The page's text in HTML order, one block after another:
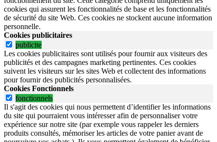
cookies qui assurent les fonctionnalités de base et les fonctionnalités
de sécurité du site Web. Ces cookies ne stockent aucune information
personnelle.
Cookies publicitaires
publicite
Les cookies publicitaires sont utilisés pour fournir aux visiteurs des
publicités et des campagnes marketing pertinentes. Ces cookies
suivent les visiteurs sur les sites Web et collectent des informations
pour fournir des publicités personnalisées.
Cookies Fonctionnels
fonctionnels
Il s'agit des cookies qui nous permettent d’identifier les informations
du site qui pourraient vous intéresser afin de personnaliser votre
expérience sur notre site (par exemple vous rappeler les derniers
produits consultés, mémoriser les articles de votre panier avant de